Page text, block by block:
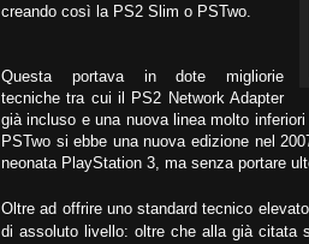
creando così la PS2 Slim o PSTwo.
Questa portava in dote migliorie
tecniche tra cui il PS2 Network Adapter
già incluso e una nuova linea molto
PSTwo si ebbe una nuova edizione nel
neonata PlayStation 3, ma senza portare
Oltre ad offrire uno standard tecnico
di assoluto livello: oltre che alla già citata